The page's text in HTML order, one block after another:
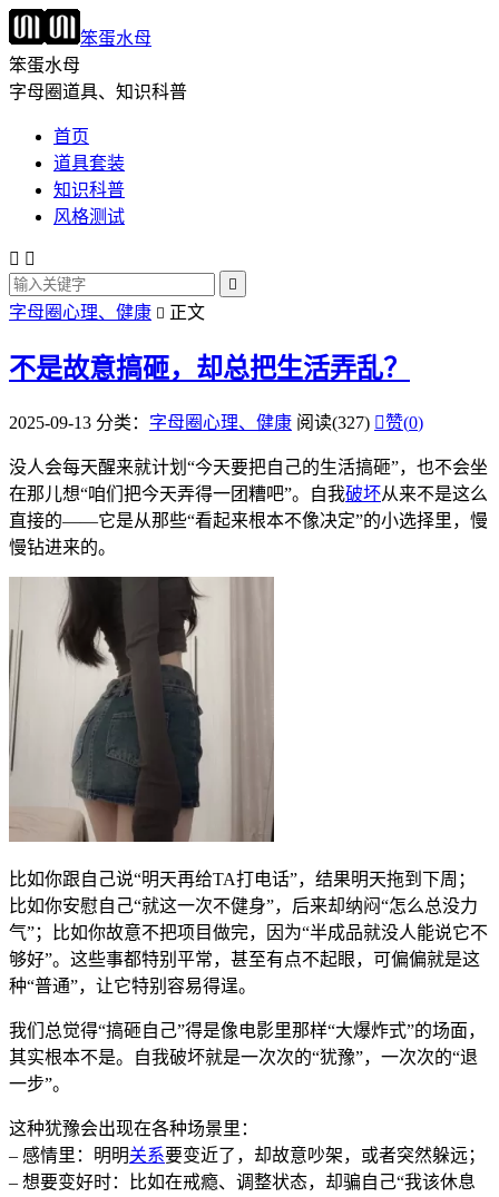
笨蛋水母
笨蛋水母
字母圈道具、知识科普
首页
道具套装
知识科普
风格测试
 

字母圈心理、健康  正文
不是故意搞砸，却总把生活弄乱？
2025-09-13 分类： 字母圈心理、健康 阅读(327) 赞(0)
没人会每天醒来就计划“今天要把自己的生活搞砸”，也不会坐
在那儿想“咱们把今天弄得一团糟吧”。自我破坏从来不是这么
直接的——它是从那些“看起来根本不像决定”的小选择里，慢
慢钻进来的。
比如你跟自己说“明天再给TA打电话”，结果明天拖到下周；
比如你安慰自己“就这一次不健身”，后来却纳闷“怎么总没力
气”；比如你故意不把项目做完，因为“半成品就没人能说它不
够好”。这些事都特别平常，甚至有点不起眼，可偏偏就是这
种“普通”，让它特别容易得逞。
我们总觉得“搞砸自己”得是像电影里那样“大爆炸式”的场面，
其实根本不是。自我破坏就是一次次的“犹豫”，一次次的“退
一步”。
这种犹豫会出现在各种场景里：
– 感情里：明明关系要变近了，却故意吵架，或者突然躲远；
– 想要变好时：比如在戒瘾、调整状态，却骗自己“我该休息